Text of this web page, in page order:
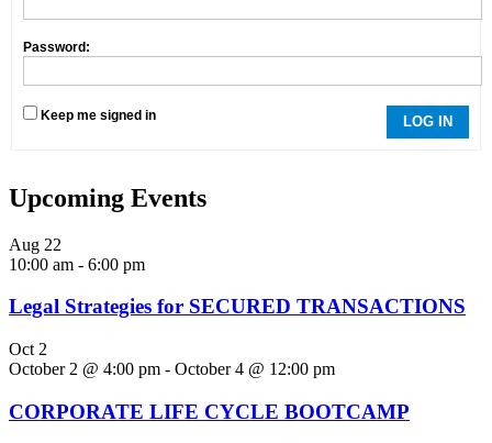
Password:
Keep me signed in LOG IN
Upcoming Events
Aug 22
10:00 am - 6:00 pm
Legal Strategies for SECURED TRANSACTIONS
Oct 2
October 2 @ 4:00 pm - October 4 @ 12:00 pm
CORPORATE LIFE CYCLE BOOTCAMP